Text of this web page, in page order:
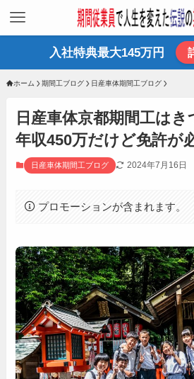
入社特典最大145万円
ホーム 期間工ブログ 日産車体期間工ブログ
日産車体京都期間工は
年収450万だけど免許が
日産車体期間工ブログ 2024年7月16日
プロモーションが含まれます。